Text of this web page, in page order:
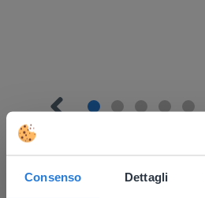
Consenso Dettagli